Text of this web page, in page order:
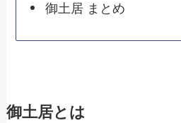
御土居 まとめ
御土居とは